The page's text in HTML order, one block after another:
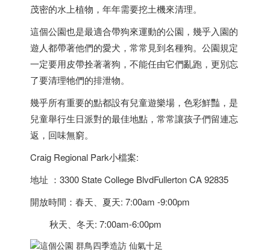
茂密的水上植物，年年需要挖土機來清理。
這個公園也是最適合帶狗來運動的公園，幾乎入園的
遊人都帶著他們的愛犬，常常見到名種狗。公園規定
一定要用皮帶拴著著狗，不能任由它們亂跑，更別忘
了要清理牠們的排泄物。
幾乎所有重要的點都設有兒童遊樂場，色彩鮮豔，是
兒童舉行生日派對的最佳地點，常常讓孩子們留連忘
返，回味無窮。
Craig Regional Park小檔案:
地址 ：3300 State College BlvdFullerton CA 92835
開放時間：春天、夏天: 7:00am -9:00pm
秋天、冬天: 7:00am-6:00pm